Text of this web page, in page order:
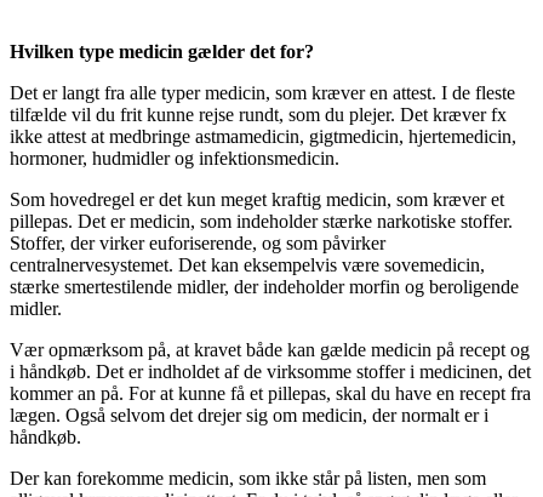
Hvilken type medicin gælder det for?
Det er langt fra alle typer medicin, som kræver en attest. I de fleste
tilfælde vil du frit kunne rejse rundt, som du plejer. Det kræver fx
ikke attest at medbringe astmamedicin, gigtmedicin, hjertemedicin,
hormoner, hudmidler og infektionsmedicin.
Som hovedregel er det kun meget kraftig medicin, som kræver et
pillepas. Det er medicin, som indeholder stærke narkotiske stoffer.
Stoffer, der virker euforiserende, og som påvirker
centralnervesystemet. Det kan eksempelvis være sovemedicin,
stærke smertestilende midler, der indeholder morfin og beroligende
midler.
Vær opmærksom på, at kravet både kan gælde medicin på recept og
i håndkøb. Det er indholdet af de virksomme stoffer i medicinen, det
kommer an på. For at kunne få et pillepas, skal du have en recept fra
lægen. Også selvom det drejer sig om medicin, der normalt er i
håndkøb.
Der kan forekomme medicin, som ikke står på listen, men som